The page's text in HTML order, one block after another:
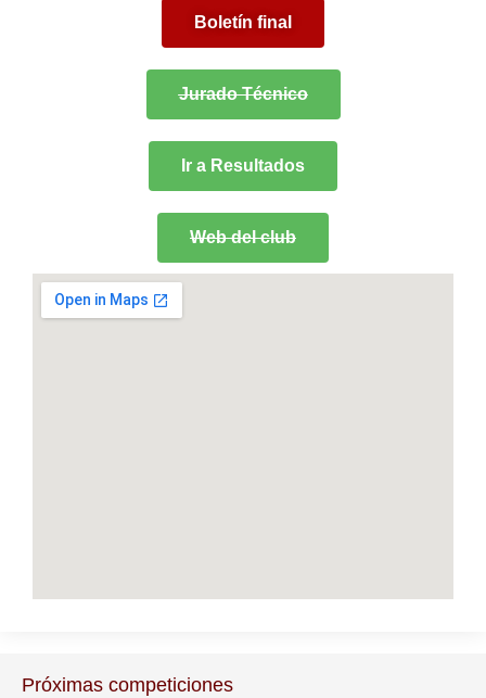
Boletín final
Jurado Técnico
Ir a Resultados
Web del club
Próximas competiciones